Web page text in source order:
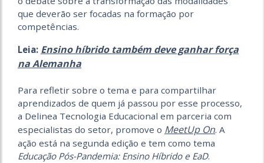
que deverão ser focadas na formação por
competências.
Leia: Ensino híbrido também deve ganhar força
na Alemanha
Para refletir sobre o tema e para compartilhar
aprendizados de quem já passou por esse processo,
a Delinea Tecnologia Educacional em parceria com
especialistas do setor, promove o MeetUp On. A
ação está na segunda edição e tem como tema
Educação Pós-Pandemia: Ensino Híbrido e EaD.